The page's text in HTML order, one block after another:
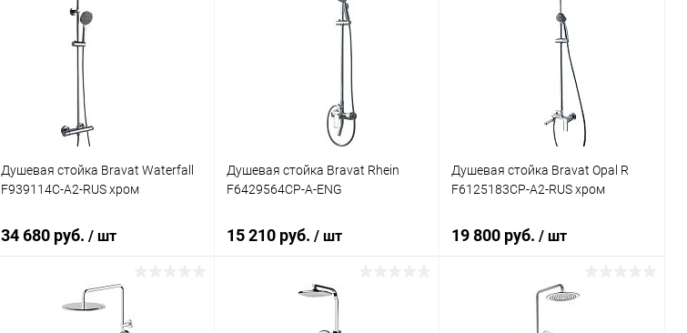
Купить в 1 клик
В избранное
Душевая стойка Bravat Waterfall
F939114C-A2-RUS хром
34 680 руб. / шт
В корзину
Душевая стойка Bravat Rhein
F6429564CP-A-ENG
15 210 руб. / шт
В корзину
Душевая стойка Bravat Opal R
F6125183CP-A2-RUS хром
19 800 руб./ шт
В корзину